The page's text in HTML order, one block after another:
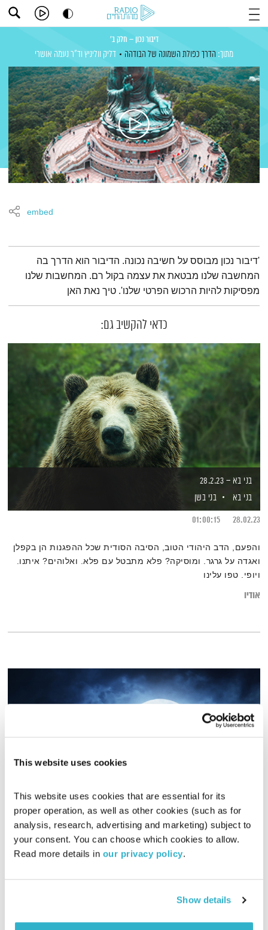
This website uses cookies
This website uses cookies that are essential for its
proper operation, as well as other cookies (such as for
analysis, research, advertising and marketing) subject to
your consent. You can choose which cookies to allow.
Read more details in our privacy policy.
Show details
דיבור נכון – חלק ב'
מתוך: הדרך כפולת השמונה של הבודהה דליק ווליניץ וד"ר נעמה אושרי
embed
תמצית הפודקאסט
'דיבור נכון מבוסס על חשיבה נכונה. הדיבור הוא הדרך בה
המחשבה שלנו מבטאת את עצמה בקול רם. המחשבות שלנו
מפסיקות להיות הרכוש הפרטי שלנו'. טיך נאת האן
כדאי להקשיב גם:
בני בא – 28.2.23
בני בא
בני בשן
28.02.23
01:00:15
והפעם, הדב היהודי הטוב, הסיבה הסודית שכל ההפגנות הן בקפלן
ואגדה על גרגר. ומוסיקה? פלא מתבטל עם פלא. ואלוהים? איתנו.
ויופי. טפו עלינו
אודיו
עולם קטן – 14.11.16
עולם קטן
אורי בנקהלטר
14.11.16
01:57:28